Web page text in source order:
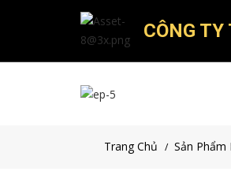
CÔNG
Trang Chủ / Sản Phẩm